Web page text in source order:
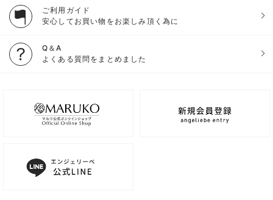
ご利用ガイド
安心してお買い物をお楽しみ頂く為に
Q＆A
よくある質問をまとめました